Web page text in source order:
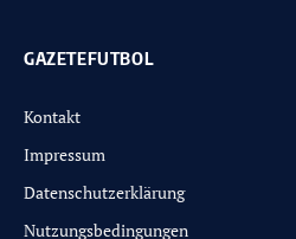
GAZETEFUTBOL
Kontakt
Impressum
Datenschutzerklärung
Nutzungsbedingungen